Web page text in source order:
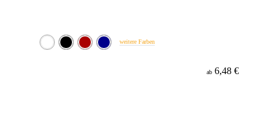
weitere Farben
ab 6,48 €